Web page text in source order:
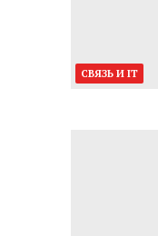
СВЯЗЬ И IT